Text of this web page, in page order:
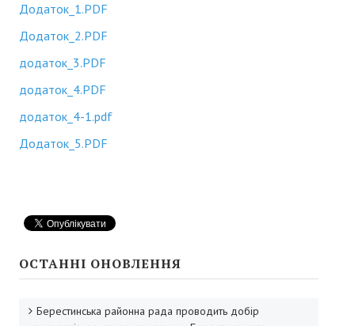
Депутатські фракції
Структура виконавчого апарату районної ради
Відділи
Повноваження та функції
Президія райради
Додаток_1.PDF
Додаток_2.PDF
додаток_3.PDF
додаток_4.PDF
додаток_4-1.pdf
Додаток_5.PDF
ОСТАННІ ОНОВЛЕННЯ
Берестинська районна рада проводить добір